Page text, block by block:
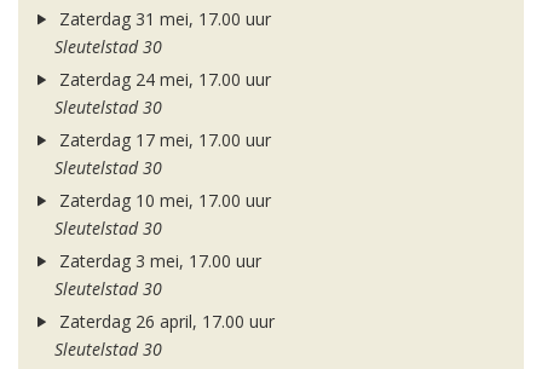
Zaterdag 31 mei, 17.00 uur
Sleutelstad 30
Zaterdag 24 mei, 17.00 uur
Sleutelstad 30
Zaterdag 17 mei, 17.00 uur
Sleutelstad 30
Zaterdag 10 mei, 17.00 uur
Sleutelstad 30
Zaterdag 3 mei, 17.00 uur
Sleutelstad 30
Zaterdag 26 april, 17.00 uur
Sleutelstad 30